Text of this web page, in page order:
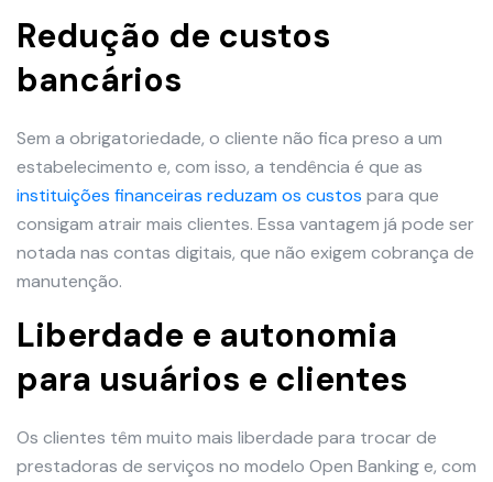
Redução de custos
bancários
Sem a obrigatoriedade, o cliente não fica preso a um
estabelecimento e, com isso, a tendência é que as
instituições financeiras reduzam os custos para que
consigam atrair mais clientes. Essa vantagem já pode ser
notada nas contas digitais, que não exigem cobrança de
manutenção.
Liberdade e autonomia
para usuários e clientes
Os clientes têm muito mais liberdade para trocar de
prestadoras de serviços no modelo Open Banking e, com